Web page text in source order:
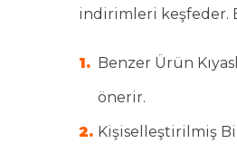
indirimleri keşfeder.
Benzer Ürün
önerir.
Kişiselleştirilmiş